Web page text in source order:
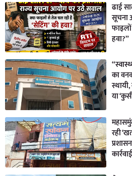
ढाई
सूचना
हवा?”
का
या
रही